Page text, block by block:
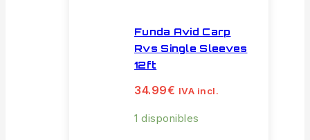
Funda Avid Carp
Rvs Single Sleeves
12ft
34.99€ IVA incl.
1 disponibles